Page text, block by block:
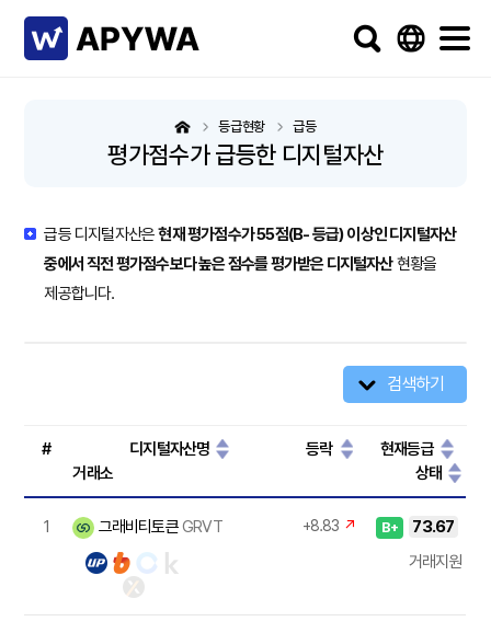
평가점수가 급등한 디지털자산
등급현황 급등
급등 디지털자산은현재 평가점수가 55점(B- 등급) 이상인 디지털자산
중에서 직전 평가점수보다 높은 점수를 평가받은 디지털자산현황을
제공합니다.
검색하기
# 디지털자산명 등락
현재등급
거래소
상태
1 그래비티토큰GRVT +8.83 ↗ B+
73.67
거래지원